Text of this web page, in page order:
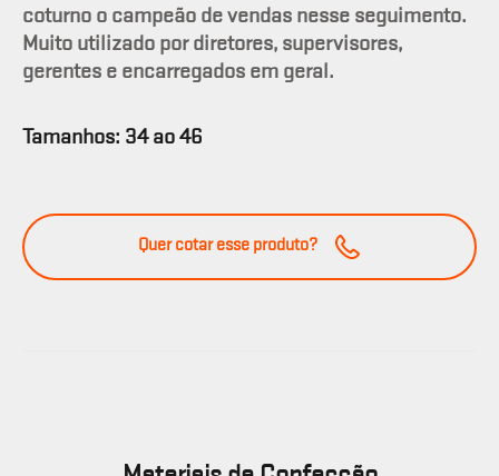
coturno o campeão de vendas nesse seguimento.
Muito utilizado por diretores, supervisores,
gerentes e encarregados em geral.
Tamanhos: 34 ao 46
Quer cotar esse produto?